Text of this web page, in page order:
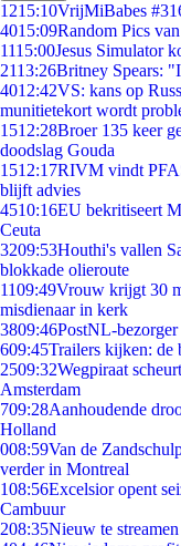
1215:10VrijMiBabes
4015:09Random Pics
1115:00Jesus Simulator
2113:26Britney Spears:
4012:42VS: kans op
munitietekort wordt
1512:28Broer 135 keer
doodslag Gouda
1512:17RIVM vindt
blijft advies
4510:16EU bekritiseert
Ceuta
3209:53Houthi's vallen
blokkade olieroute
1109:49Vrouw krijgt 30
misdienaar in kerk
3809:46PostNL-
609:45Trailers kijken: de
2509:32Wegpiraat
Amsterdam
709:28Aanhoudende
Holland
008:59Van de
verder in Montreal
108:56Excelsior opent
Cambuur
208:35Nieuw te